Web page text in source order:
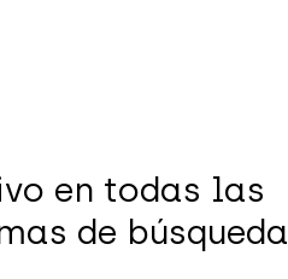
en todas las
de búsqueda